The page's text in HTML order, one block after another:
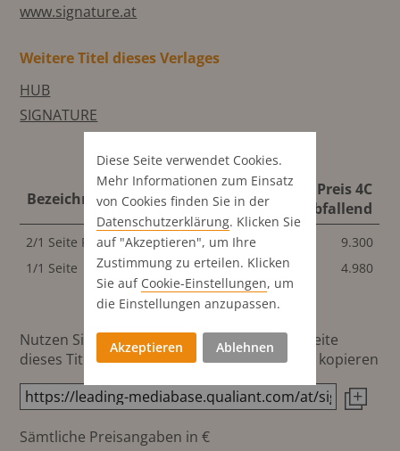
www.signature.at
Weitere Titel dieses Verlages
HUB
SIGNATURE
Bezeichnung
Format
abfallend
Preis 4C
abfallend
2/1 Seite Panorama 460x306.6 mm
9.300
1/1 Seite
230x306.6 mm 4.980
Nutzen Sie diesen Button um den Link zur Seite
dieses Titels direkt in die Zwischenablage zu kopieren
Sämtliche Preisangaben in €
Diese Seite verwendet Cookies.
Mehr Informationen zum Einsatz
von Cookies finden Sie in der
Datenschutz­erklärung. Klicken Sie
auf "Akzeptieren", um Ihre
Zustimmung zu erteilen. Klicken
Sie auf Cookie-Einstellungen, um
die Einstellungen anzupassen.
Akzeptieren Ablehnen